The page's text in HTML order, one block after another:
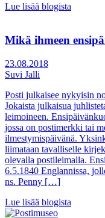
Lue lisää blogista
Mikä ihmeen
23.08.2018
Suvi Jalli
Posti julkaisee nykyisin
Jokaista julkaisua
leimoineen.
jossa on postimerkki tai
ilmestymispäivänä.
liimataan tavalliselle
olevalla postileimalla.
6.5.1840 Englannissa,
ns. Penny […]
Lue lisää blogista